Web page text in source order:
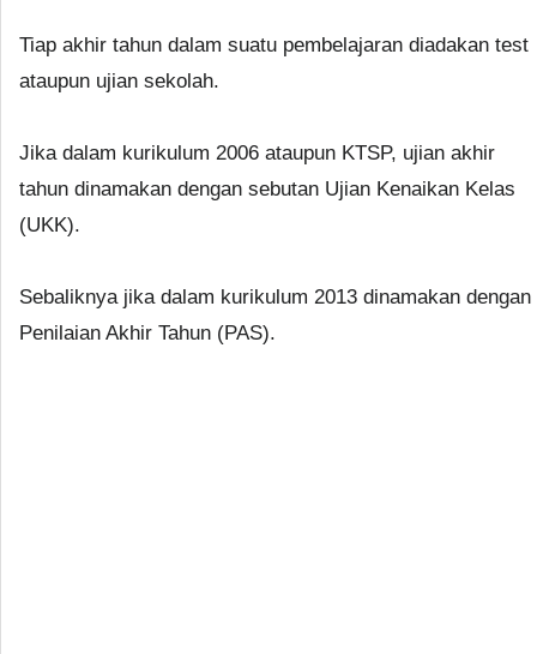
Tiap akhir tahun dalam suatu pembelajaran diadakan test
ataupun ujian sekolah.
Jika dalam kurikulum 2006 ataupun KTSP, ujian akhir
tahun dinamakan dengan sebutan Ujian Kenaikan Kelas
(UKK).
Sebaliknya jika dalam kurikulum 2013 dinamakan dengan
Penilaian Akhir Tahun (PAS).